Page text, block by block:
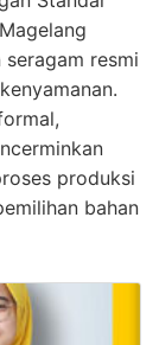
resmi
produksi
bahan